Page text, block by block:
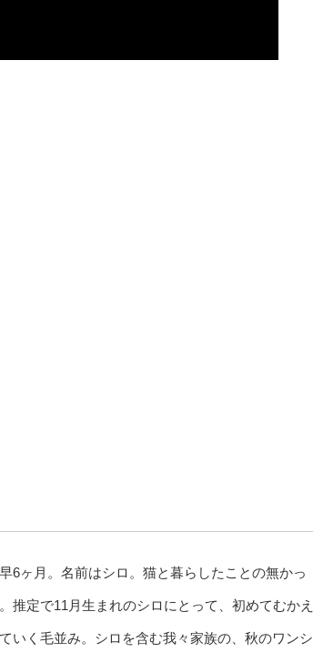
6ヶ月。名前はシロ。猫と暮らしたことの無かっ
推定で11月生まれのシロにとって、初めてむかえ
いく毛並み。シロを含む我々家族の、秋のワンシ